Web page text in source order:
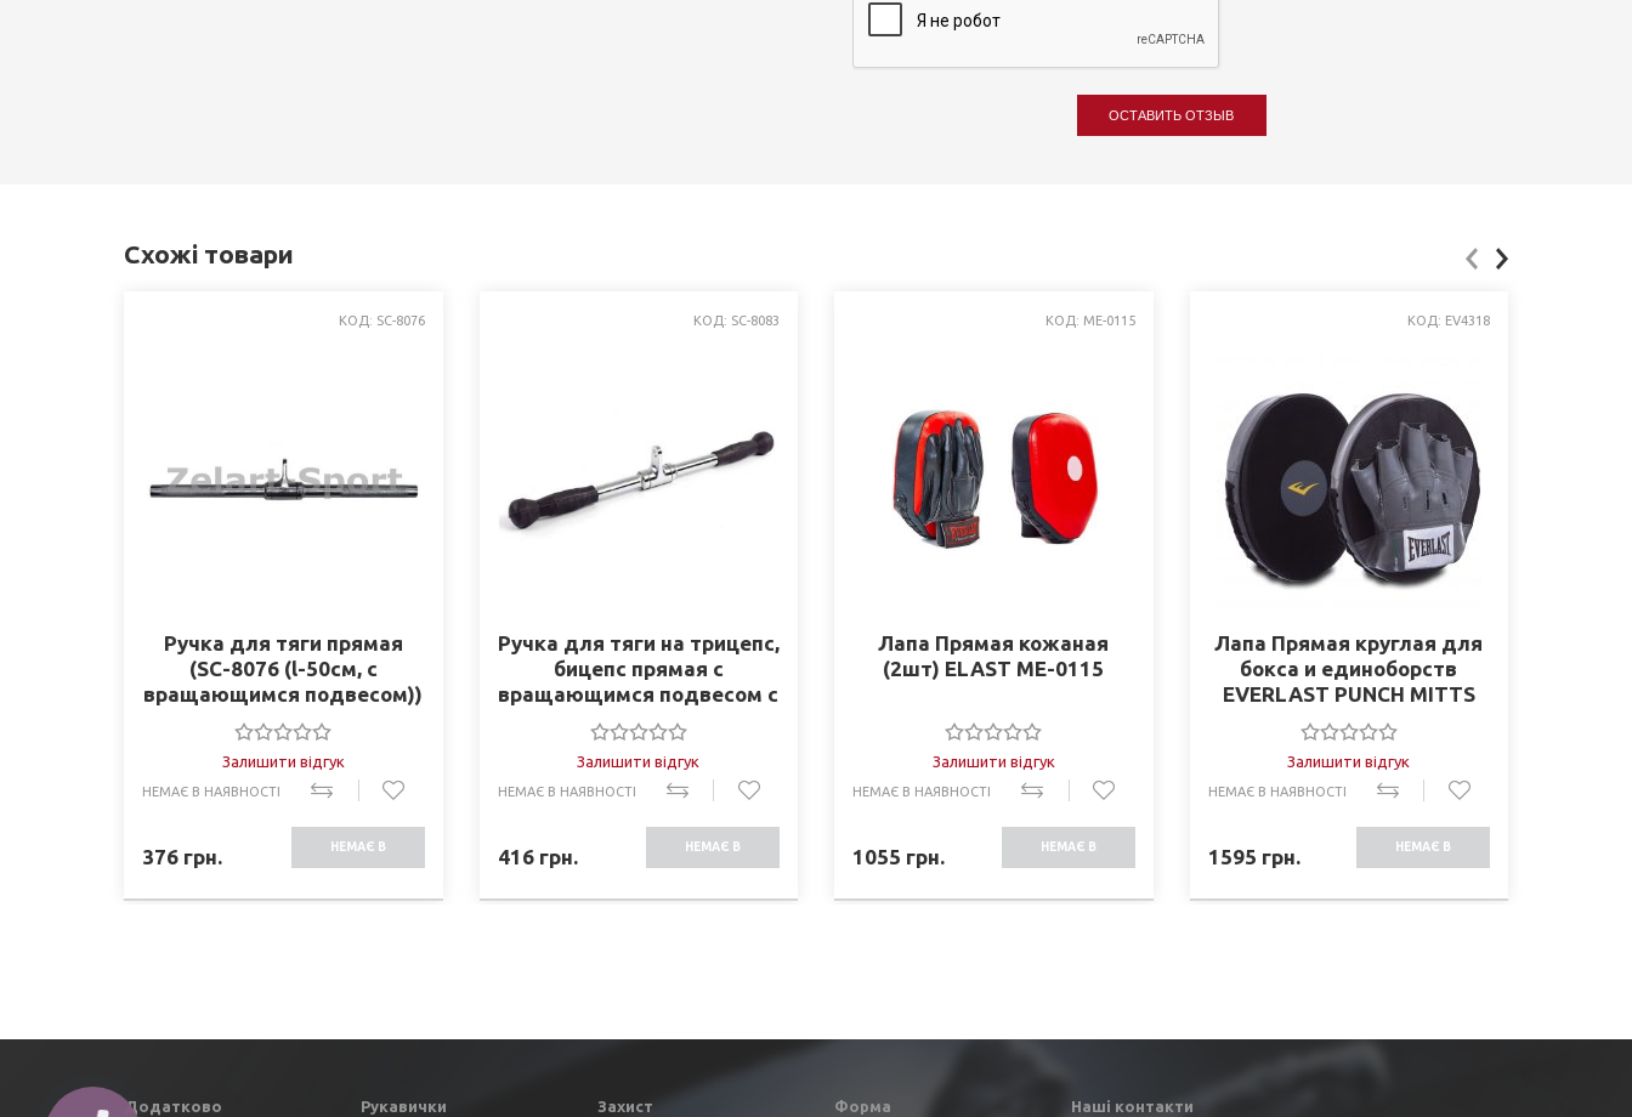
ОСТАВИТЬ ОТЗЫВ
Схожі товари
КОД: SC-8076
Ручка для тяги прямая
(SC-8076 (l-50см, c
вращающимся подвесом))
Залишити відгук
НЕМАЄ В НАЯВНОСТІ
376 грн. НЕМАЄ В
КОД: SC-8083
Ручка для тяги на трицепс,
бицепс прямая c
вращающимся подвесом с
PU накладкой SC-8083 (l-
56см)
Залишити відгук
НЕМАЄ В НАЯВНОСТІ
416грн. НЕМАЄ В
КОД: ME-0115
Лапа Прямая кожаная
(2шт) ELAST ME-0115
Залишити відгук
НЕМАЄ В НАЯВНОСТІ
1055 грн. НЕМАЄ В
КОД: EV4318
Лапа Прямая круглая для
бокса и единоборств
EVERLAST PUNCH MITTS
EV4318 2шт черный-серый
Залишити відгук
НЕМАЄ В НАЯВНОСТІ
1595 грн. НЕМАЄ В
Додатково Рукавички Захист Форма Наші контакти